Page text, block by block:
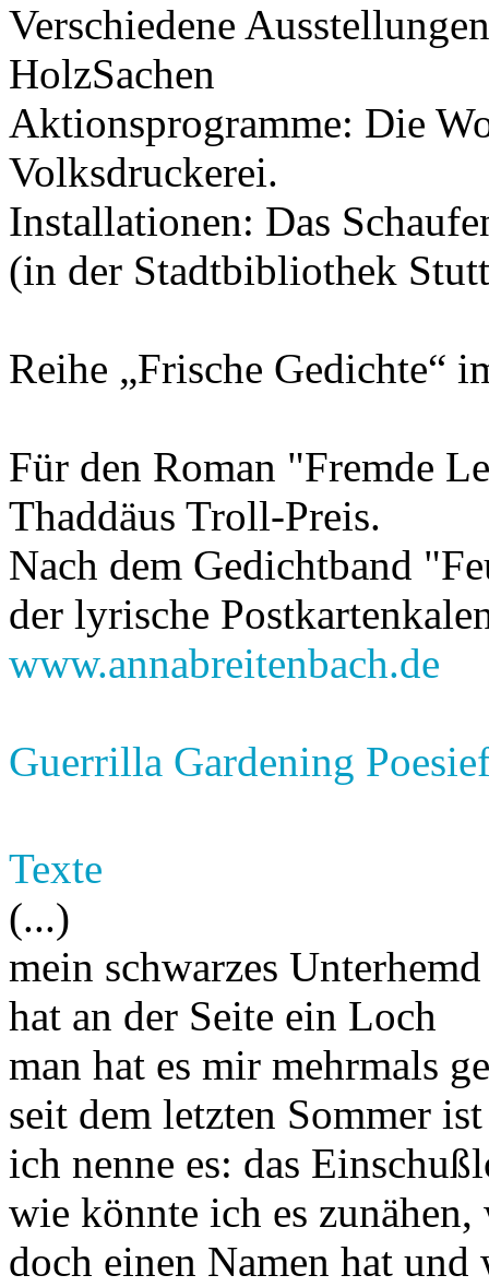
Verschiedene
HolzSachen
Aktionsprogramme: Die
Volksdruckerei.
Installationen: Das
(in der Stadtbibliothek
Reihe „Frische Gedichte“
Für den Roman "Fremde
Thaddäus Troll-Preis.
Nach dem Gedichtband
der lyrische
www.annabreitenbach.de
Guerrilla Gardening
Texte
(...)
mein schwarzes Unterhemd
hat an der Seite ein Loch
man hat es mir mehrmals
seit dem letzten Sommer ist
ich nenne es: das
wie könnte ich es zunähen,
doch einen Namen hat und